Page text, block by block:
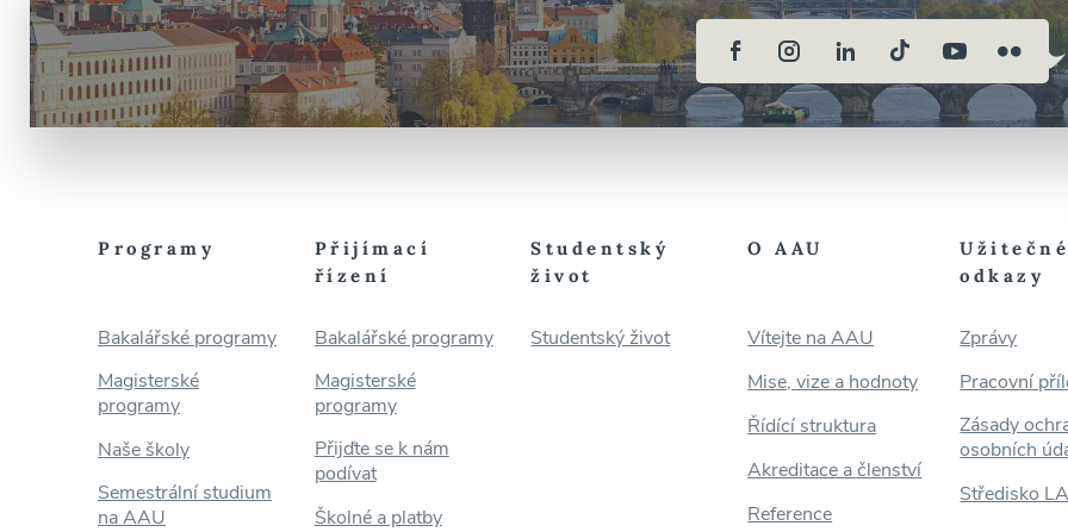
Programy
Bakalářské programy
Magisterské
programy
Naše školy
Semestrální studium
na AAU
Přijímací
řízení
Bakalářské programy
Magisterské
programy
Přijďte se k nám
podívat
Školné a platby
Studentský
život
Studentský život
O AAU
Vítejte na AAU
Mise, vize a hodnoty
Řídící struktura
Akreditace a členství
Reference
odkazy
Zprávy
Pracovní
Zásady
osobních
Středisko